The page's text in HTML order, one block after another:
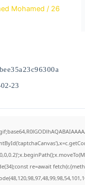
Mohamed/ 26
23
re=await